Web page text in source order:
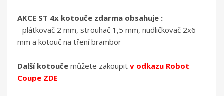
AKCE ST 4x kotouče zdarma obsahuje :
- plátkovač 2 mm, strouhač 1,5 mm, nudličkovač 2x6
mm a kotouč na tření brambor
Další kotouče můžete zakoupit v odkazu Robot
Coupe ZDE